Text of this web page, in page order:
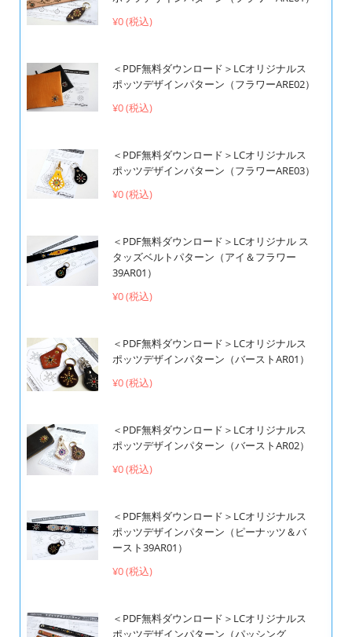
¥0 (税込)
＜PDF無料ダウンロード＞LCオリジナルス
ポッツデザインパターン（フラワーARE02）
¥0 (税込)
＜PDF無料ダウンロード＞LCオリジナルス
ポッツデザインパターン（フラワーARE03）
¥0 (税込)
＜PDF無料ダウンロード＞LCオリジナル ス
タッズベルトパターン（アイ＆フラワー
39AR01）
¥0 (税込)
＜PDF無料ダウンロード＞LCオリジナルス
ポッツデザインパターン（バーストAR01）
¥0 (税込)
＜PDF無料ダウンロード＞LCオリジナルス
ポッツデザインパターン（バーストAR02）
¥0 (税込)
＜PDF無料ダウンロード＞LCオリジナルス
ポッツデザインパターン（ピーナッツ＆バ
ースト39AR01）
¥0 (税込)
＜PDF無料ダウンロード＞LCオリジナルス
ポッツデザインパターン（パッシング